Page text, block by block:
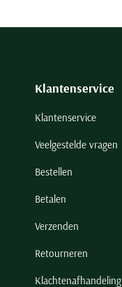
Klantenservice
Klantenservice
Veelgestelde vragen
Bestellen
Betalen
Verzenden
Retourneren
Klachtenafhandeling